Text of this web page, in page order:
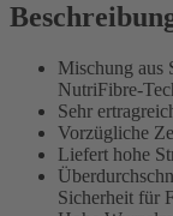
Mischung aus
NutriFibre-
Sehr
Vorzügliche
Liefert hohe
Sicherheit für